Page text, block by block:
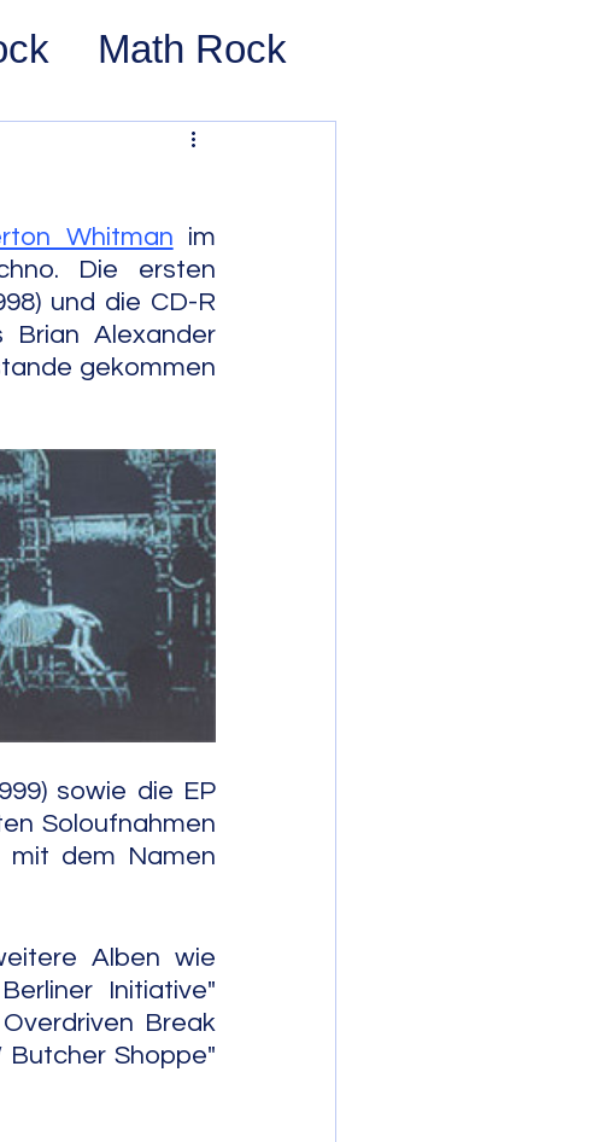
Math Rock
Alternative Rock
Pop Pop
Bop Modal
Jazz
Whitman im
Die ersten
und die CD-R
Brian Alexander
gekommen
sowie die EP
Soloufnahmen
mit dem Namen
Alben wie
Initiative"
Break
Butcher Shoppe"